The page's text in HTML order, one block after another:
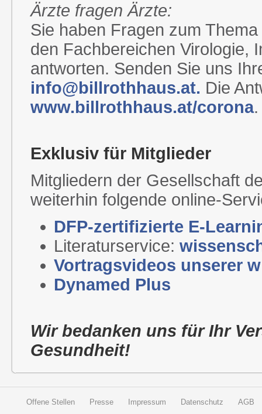
Ärzte fragen Ärzte:
Sie haben Fragen zum
den Fachbereichen Virologie,
antworten. Senden Sie uns
info@billrothhaus.at. Die
www.billrothhaus.at/corona.
Exklusiv für Mitglieder
Mitgliedern der Gesellschaft
weiterhin folgende online-
DFP-zertifizierte E-
Literaturservice:
Vortragsvideos unserer
Dynamed Plus
Wir bedanken uns für Ihr
Gesundheit!
Offene Stellen Presse Impressum Datenschutz AGB